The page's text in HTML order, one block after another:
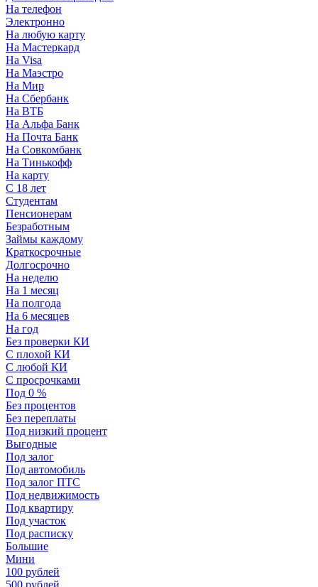
На телефон
Электронно
На любую карту
На Мастеркард
На Visa
На Маэстро
На Мир
На Сбербанк
На ВТБ
На Альфа Банк
На Почта Банк
На Совкомбанк
На Тинькофф
На карту
С 18 лет
Студентам
Пенсионерам
Безработным
Займы каждому
Краткосрочные
Долгосрочно
На неделю
На 1 месяц
На полгода
На 6 месяцев
На год
Без проверки КИ
С плохой КИ
С любой КИ
С просрочками
Под 0 %
Без процентов
Без переплаты
Под низкий процент
Выгодные
Под залог
Под автомобиль
Под залог ПТС
Под недвижимость
Под квартиру
Под участок
Под расписку
Большие
Мини
100 рублей
500 рублей